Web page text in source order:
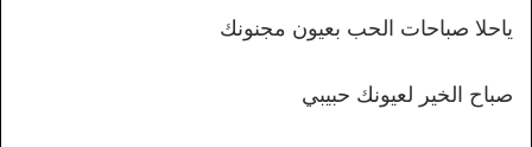
ياحلا صباحات الحب بعيون مجنونك
صباح الخير لعيونك حبيبي